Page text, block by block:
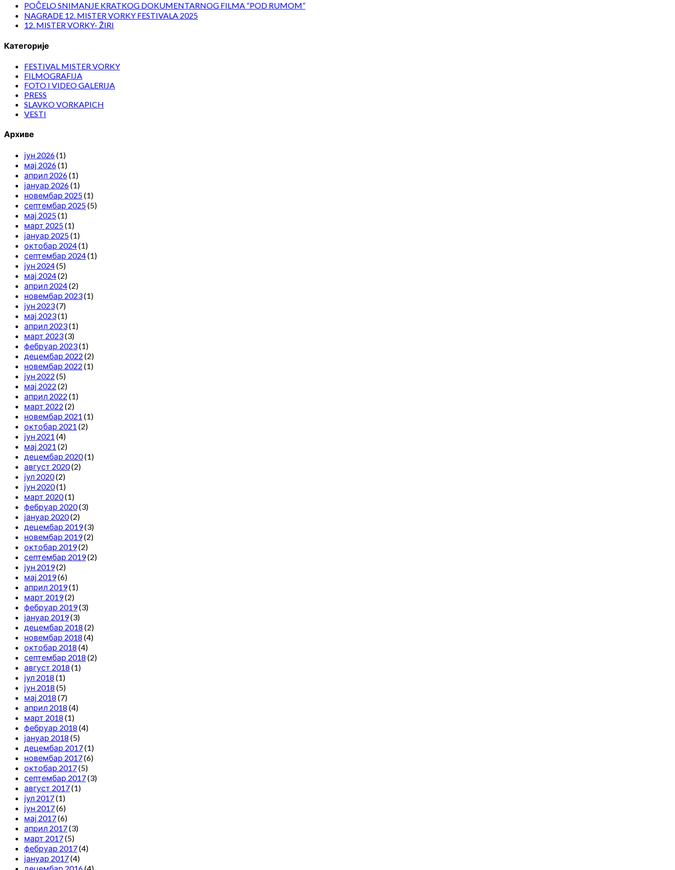
POČELO SNIMANJE KRATKOG DOKUMENTARNOG FILMA “POD RUMOM”
NAGRADE 12. MISTER VORKY FESTIVALA 2025
12. MISTER VORKY- ŽIRI
Категорије
FESTIVAL MISTER VORKY
FILMOGRAFIJA
FOTO I VIDEO GALERIJA
PRESS
SLAVKO VORKAPICH
VESTI
Архиве
јун 2026(1)
мај 2026(1)
април 2026(1)
јануар 2026(1)
новембар 2025(1)
септембар 2025(5)
мај 2025(1)
март 2025(1)
јануар 2025(1)
октобар 2024(1)
септембар 2024(1)
јун 2024(5)
мај 2024(2)
април 2024(2)
новембар 2023(1)
јун 2023(7)
мај 2023(1)
април 2023(1)
март 2023(3)
фебруар 2023(1)
децембар 2022 (2)
новембар 2022 (1)
јун 2022 (5)
мај 2022 (2)
април 2022 (1)
март 2022 (2)
новембар 2021 (1)
октобар 2021 (2)
јун 2021 (4)
мај 2021 (2)
децембар 2020(1)
август 2020(2)
јул 2020(2)
јун 2020(1)
март 2020(1)
фебруар 2020(3)
јануар 2020(2)
децембар 2019(3)
новембар 2019(2)
октобар 2019(2)
септембар 2019(2)
јун 2019(2)
мај 2019(6)
април 2019(1)
март 2019(2)
фебруар 2019(3)
јануар 2019(3)
децембар 2018 (2)
новембар 2018 (4)
октобар 2018 (4)
септембар 2018 (2)
август 2018 (1)
јул 2018 (1)
јун 2018 (5)
мај 2018 (7)
април 2018 (4)
март 2018 (1)
фебруар 2018 (4)
јануар 2018 (5)
децембар 2017(1)
новембар 2017(6)
октобар 2017(5)
септембар 2017(3)
август 2017(1)
јул 2017(1)
јун 2017(6)
мај 2017(6)
април 2017(3)
март 2017(5)
фебруар 2017(4)
јануар 2017(4)
децембар 2016(4)